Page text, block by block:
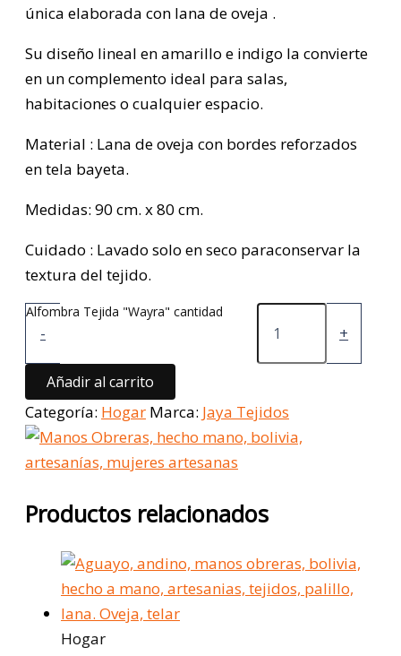
única elaborada con lana de oveja .
Su diseño lineal en amarillo e indigo la convierte
en un complemento ideal para salas,
habitaciones o cualquier espacio.
Material : Lana de oveja con bordes reforzados
en tela bayeta.
Medidas: 90 cm. x 80 cm.
Cuidado : Lavado solo en seco paraconservar la
textura del tejido.
-
Alfombra Tejida "Wayra" cantidad
+
Añadir al carrito
Categoría: Hogar Marca: Jaya Tejidos
Productos relacionados
Hogar